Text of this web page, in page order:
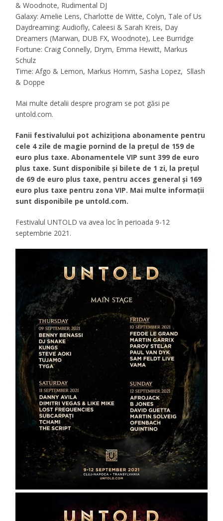
& Woodnote, Rudimental DJ
Galaxy: Amelie Lens, Charlotte de Witte, Colyn, Tale of Us
Daydreaming: Audiofly, Caleesi & Sarah Kreis, Day
Dreamers (Marwan, DUB FX, Woodnote), Lee Burridge
Fortune: Craig Connelly, Drym, Emma Hewitt, Markus
Schulz
Time: Afgo & Lemon, Markus Homm, Sasha Lopez, Sllash
& Doppe
Mai multe detalii despre program se pot găsi pe
untold.com.
Fanii festivalului pot achiziționa abonamente pentru
cele 4 zile de magie pornind de la prețul de 159 de
euro plus taxe. Abonamentele VIP sunt 399 de euro
plus taxe. Sunt disponibile și bilete de 1 zi, la prețul
de 69 de euro plus taxe, pentru acces general și 169
euro plus taxe pentru zona VIP. Mai multe informații
sunt disponibile pe untold.com.
Festivalul UNTOLD va avea loc în perioada 9-12
septembrie 2021.